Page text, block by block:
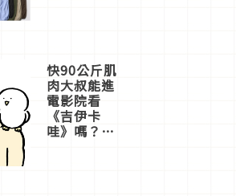
快90公斤肌
肉大叔能進
電影院看
《吉伊卡
哇》嗎？日